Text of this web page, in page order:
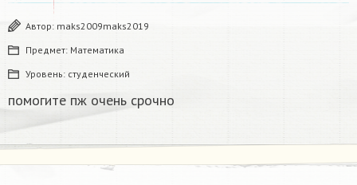
Автор: maks2009maks2019
Предмет: Математика
Уровень: студенческий
помогите пж очень срочно​